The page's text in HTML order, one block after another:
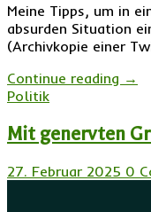
Meine Tipps, um in
absurden Situation
(Archivkopie einer
Continue reading →
Politik
Mit genervten
27. Februar 2025 0